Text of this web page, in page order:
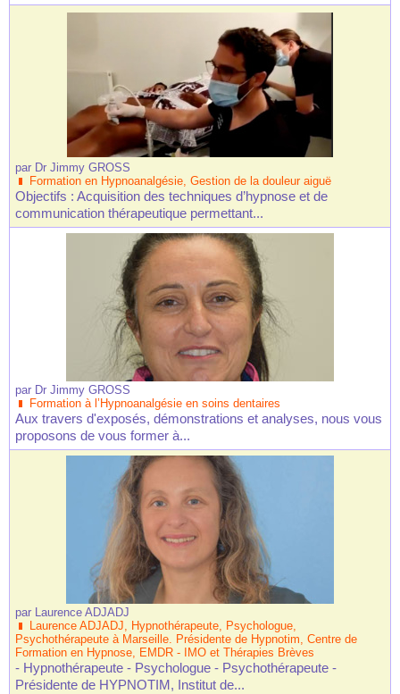
par Dr Jimmy GROSS
Formation en Hypnoanalgésie, Gestion de la douleur aiguë
Objectifs : Acquisition des techniques d’hypnose et de
communication thérapeutique permettant...
par Dr Jimmy GROSS
Formation à l’Hypnoanalgésie en soins dentaires
Aux travers d'exposés, démonstrations et analyses, nous vous
proposons de vous former à...
par Laurence ADJADJ
Laurence ADJADJ, Hypnothérapeute, Psychologue,
Psychothérapeute à Marseille. Présidente de Hypnotim, Centre de
Formation en Hypnose, EMDR - IMO et Thérapies Brèves
- Hypnothérapeute - Psychologue - Psychothérapeute -
Présidente de HYPNOTIM, Institut de...